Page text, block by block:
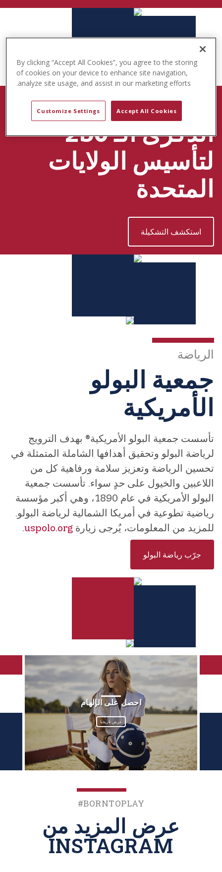
الذكرى الـ 250
لتأسيس الولايات
المتحدة
استكشف التشكيلة
الرياضة
جمعية البولو
الأمريكية
تأسست جمعية البولو الأمريكية® بهدف الترويج
لرياضة البولو وتحقيق أهدافها الشاملة المتمثلة في
تحسين الرياضة وتعزيز سلامة ورفاهية كل من
اللاعبين والخيول على حدٍ سواء. تأسست جمعية
البولو الأمريكية في عام 1890، وهي أكبر مؤسسة
رياضية تطوعية في أمريكا الشمالية لرياضة البولو.
للمزيد من المعلومات، يُرجى زيارة uspolo.org
.
جرّب رياضة البولو
احصل على الإلهام
عرض تاريخنا
‎#BornToPlay
عرض المزيد من
INSTAGRAM
By clicking “Accept All Cookies”, you agree to the storing
of cookies on your device to enhance site navigation,
analyze site usage, and assist in our marketing efforts.
Customize Settings Accept All Cookies